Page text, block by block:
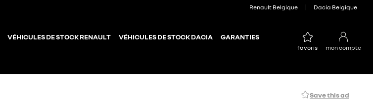
Renault Belgique Dacia Belgique
VÉHICULES DE STOCK RENAULT VÉHICULES DE STOCK DACIA GARANTIES
favoris mon compte
Save this ad